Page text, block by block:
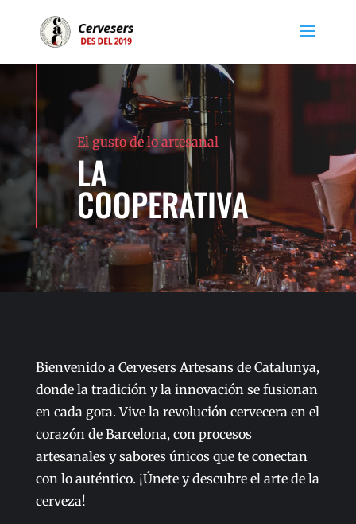
El gusto de lo artesanal
LA
COOPERATIVA
Bienvenido a Cervesers Artesans de Catalunya,
donde la tradición y la innovación se fusionan
en cada gota. Vive la revolución cervecera en el
corazón de Barcelona, con procesos
artesanales y sabores únicos que te conectan
con lo auténtico. ¡Únete y descubre el arte de la
cerveza!